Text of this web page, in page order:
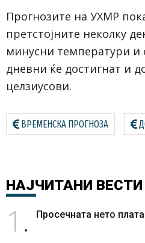
Прогнозите на УХМР
претстојните неколку
минусни температури и
дневни ќе достигнат и
целзиусови.
ВРЕМЕНСКА ПРОГНОЗА
НАЈЧИТАНИ ВЕСТИ
1 Просечната нето